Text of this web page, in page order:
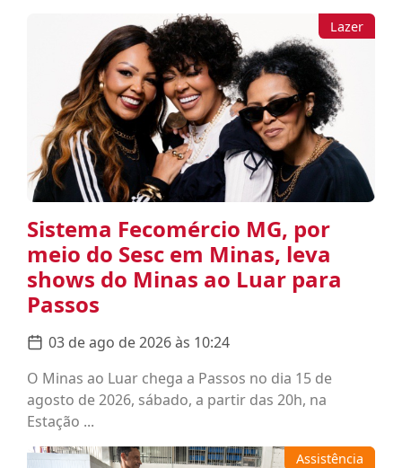
Lazer
Sistema Fecomércio MG, por
meio do Sesc em Minas, leva
shows do Minas ao Luar para
Passos
03 de ago de 2026 às 10:24
O Minas ao Luar chega a Passos no dia 15 de
agosto de 2026, sábado, a partir das 20h, na
Estação ...
Assistência